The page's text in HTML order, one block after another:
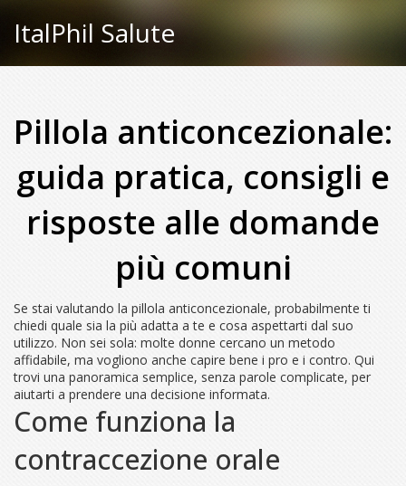
ItalPhil Salute
Pillola anticoncezionale:
guida pratica, consigli e
risposte alle domande
più comuni
Se stai valutando la pillola anticoncezionale, probabilmente ti
chiedi quale sia la più adatta a te e cosa aspettarti dal suo
utilizzo. Non sei sola: molte donne cercano un metodo
affidabile, ma vogliono anche capire bene i pro e i contro. Qui
trovi una panoramica semplice, senza parole complicate, per
aiutarti a prendere una decisione informata.
Come funziona la
contraccezione orale